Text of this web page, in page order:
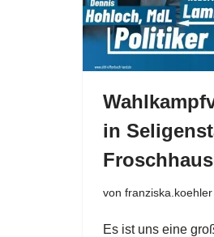
in
von franziska.koehler
Es ist uns eine